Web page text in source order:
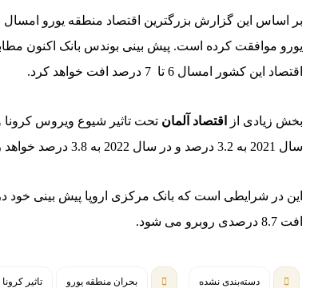
یورو موافقت کرده است. پیش بینی بوندس بانک اکنون
اقتصاد این کشور امسال 6 تا 7 درصد افت خواهد کرد.
بخش زیادی از اقتصاد آلمان تحت تاثیر شیوع ویروس
سال 2021 به 3.2 درصد و در سال 2022 به 3.8 درصد خواهد رسید.
افت 8.7 درصدی روبرو می شود.
دسته‌بندی نشده بحران منطقه یورو تاثیر